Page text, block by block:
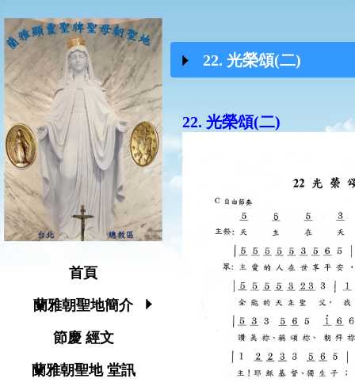
首頁
蘭雅朝聖地簡介
節慶 經文
蘭雅朝聖地 堂訊
22. 光榮頌(二)
22. 光榮頌(二)